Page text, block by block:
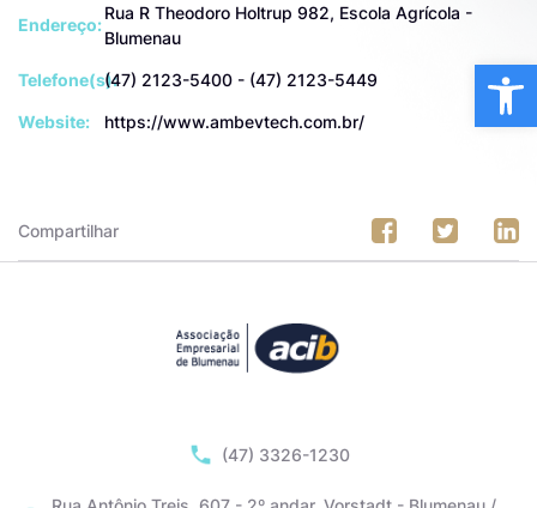
Endereço:
Rua R Theodoro Holtrup 982, Escola Agrícola -
Blumenau
Telefone(s):(47) 2123-5400 - (47) 2123-5449
Website: https://www.ambevtech.com.br/
Compartilhar
(47) 3326-1230